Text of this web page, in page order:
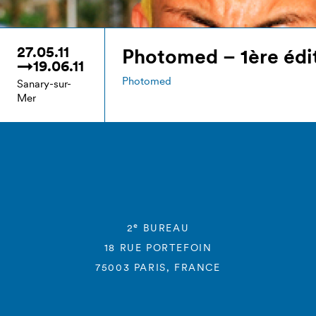
27.05.11
→19.06.11
Sanary-sur-
Mer
Photomed – 1ère
Photomed
2e
BUREAU
18 RUE PORTEFOIN
75003 PARIS, FRANCE